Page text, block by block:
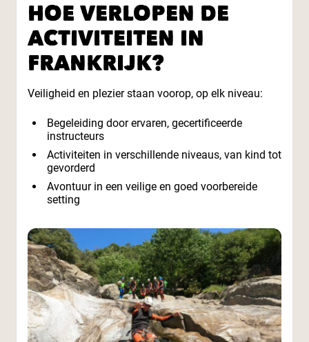
HOE VERLOPEN DE
ACTIVITEITEN IN
FRANKRIJK?
Veiligheid en plezier staan voorop, op elk niveau:
Begeleiding door ervaren, gecertificeerde
instructeurs
Activiteiten in verschillende niveaus, van kind tot
gevorderd
Avontuur in een veilige en goed voorbereide
setting